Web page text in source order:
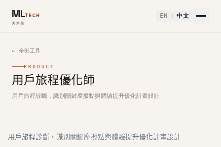
MLTECH
美樂信
EN 中文
← 全部工具
PRODUCT
用戶旅程優化師
如何使用用戶旅程優化師免費 AI 工具
用戶旅程診斷，識別關鍵摩擦點與體驗提升優化計畫設計
用戶旅程診斷，識別關鍵摩擦點與體驗提升優化計畫設計